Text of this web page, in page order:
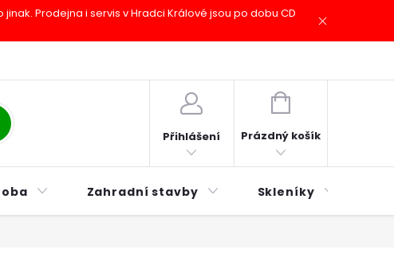
Prodejna i servis v Hradci Králové jsou po dobu CD
splátky ESSOX
Přihlášení
NÁKUPNÍ
Prázdný košík
Zahradní stavby Skleníky